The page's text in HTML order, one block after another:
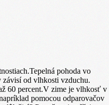
pohoda vo
od vlhkosti vzduchu.
60 percent.V zime je vlhkosť v
pomocou odparovačov